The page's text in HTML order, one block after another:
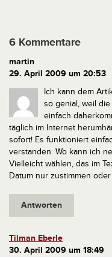
6 Kommentare
martin
29. April 2009 um 20:53
Ich kann dem
so genial, weil
einfach
täglich im Internet
sofort! Es funktioniert
verstanden: Wo kann ich
Vielleicht wählen, das im
Datum nur zustimmen
Antworten
Tilman Eberle
30. April 2009 um 18:49